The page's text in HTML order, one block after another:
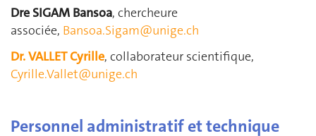
Dre SIGAM Bansoa, chercheure
associée, Bansoa.Sigam@unige.ch
Dr. VALLET Cyrille, collaborateur scientifique,
Cyrille.Vallet@unige.ch
Personnel administratif et technique